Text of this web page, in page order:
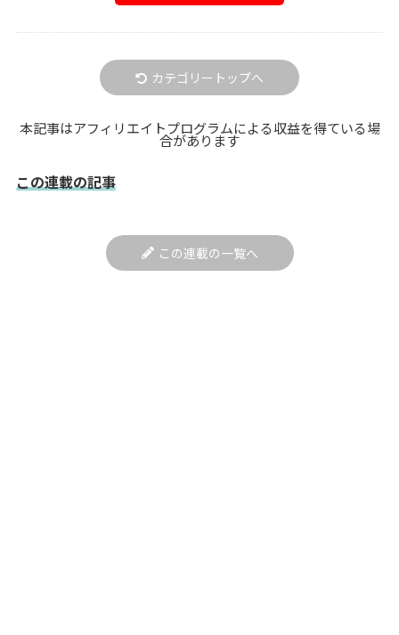
カテゴリートップへ
本記事はアフィリエイトプログラムによる収益を得ている場
合があります
この連載の記事
この連載の一覧へ